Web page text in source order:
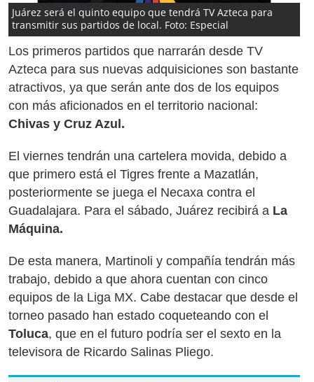
Juárez será el quinto equipo que tendrá TV Azteca para
transmitir sus partidos de local. Foto: Especial
Los primeros partidos que narrarán desde TV
Azteca para sus nuevas adquisiciones son bastante
atractivos, ya que serán ante dos de los equipos
con más aficionados en el territorio nacional:
Chivas y Cruz Azul.
El viernes tendrán una cartelera movida, debido a
que primero está el Tigres frente a Mazatlán,
posteriormente se juega el Necaxa contra el
Guadalajara. Para el sábado, Juárez recibirá a La
Máquina.
De esta manera, Martinoli y compañía tendrán más
trabajo, debido a que ahora cuentan con cinco
equipos de la Liga MX. Cabe destacar que desde el
torneo pasado han estado coqueteando con el
Toluca, que en el futuro podría ser el sexto en la
televisora de Ricardo Salinas Pliego.